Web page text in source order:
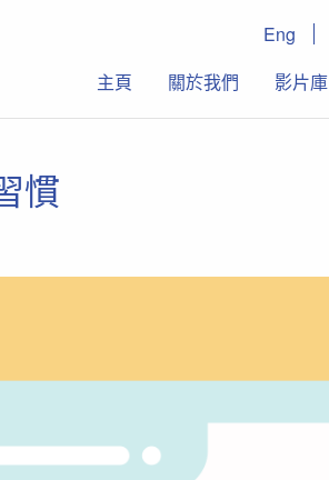
Eng
主頁 關於我們 影片庫
慣